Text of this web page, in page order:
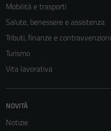
Mobilità e trasporti
Salute, benessere e assistenza
Tributi, finanze e contravvenzioni
Turismo
Vita lavorativa
NOVITÀ
Notizie